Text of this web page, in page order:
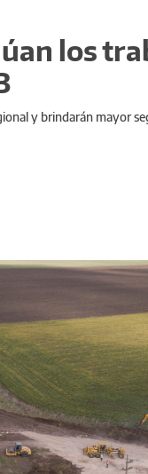
los
y brindarán mayor